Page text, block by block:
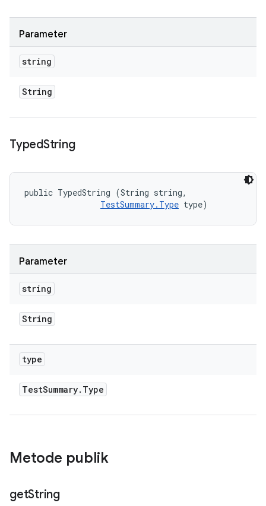
Parameter
string
String
TypedString
public TypedString (String string,
TestSummary.Type type)
Parameter
string
String
type
TestSummary. Type
Metode publik
getString